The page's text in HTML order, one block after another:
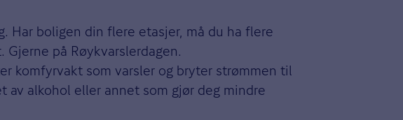
Har boligen din flere etasjer, må du ha flere
på Røykvarslerdagen.
komfyrvakt som varsler og bryter strømmen til
alkohol eller annet som gjør deg mindre